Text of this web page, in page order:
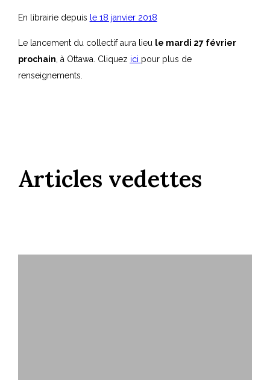
En librairie depuis le 18 janvier 2018
Le lancement du collectif aura lieu le mardi 27 février
prochain , à Ottawa. Cliquez ici pour plus de
renseignements.
Articles vedettes